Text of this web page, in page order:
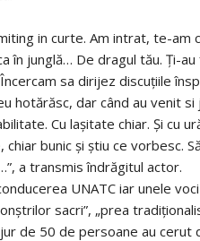
in curte. Am intrat, te-am
în junglă… De dragul tău. Ți-
sa dirijez discuțiile
hotărăsc, dar când au venit
Cu lașitate chiar. Și cu
bunic și știu ce vorbesc.
a transmis îndrăgitul actor.
UNATC iar unele
sacri”, „prea
de 50 de persoane au cerut